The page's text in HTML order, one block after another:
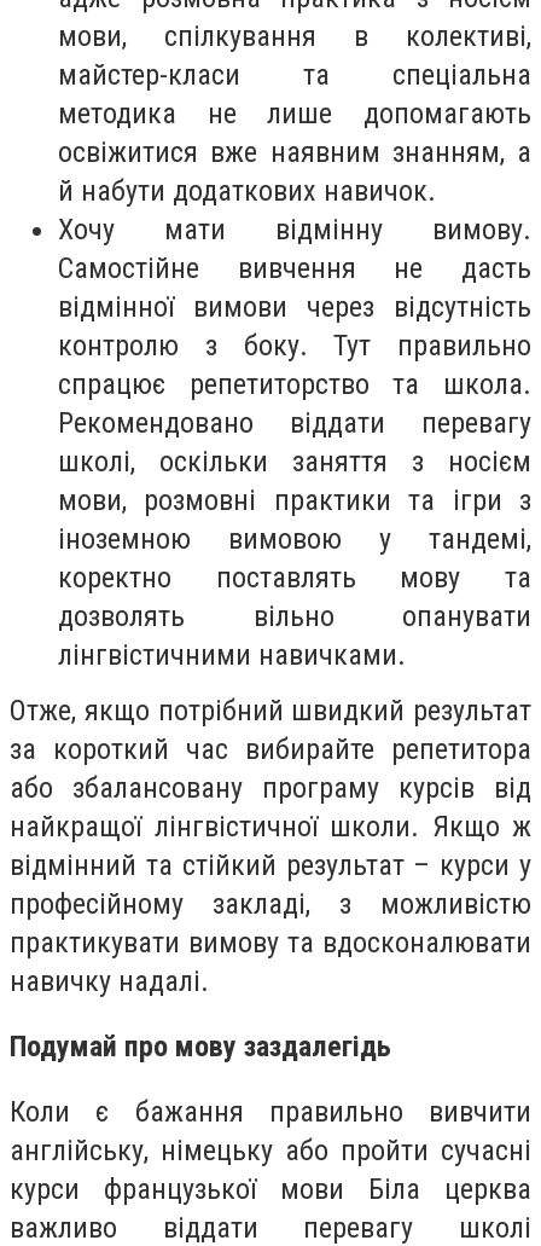
мови, спілкування в колективі,
майстер-класи та спеціальна
методика не лише допомагають
освіжитися вже наявним знанням, а
й набути додаткових навичок.
Хочу мати відмінну вимову.
Самостійне вивчення не дасть
відмінної вимови через відсутність
контролю з боку. Тут правильно
спрацює репетиторство та школа.
Рекомендовано віддати перевагу
школі, оскільки заняття з носієм
мови, розмовні практики та ігри з
іноземною вимовою у тандемі,
коректно поставлять мову та
дозволять вільно опанувати
лінгвістичними навичками.
Отже, якщо потрібний швидкий результат
за короткий час вибирайте репетитора
або збалансовану програму курсів від
найкращої лінгвістичної школи. Якщо ж
відмінний та стійкий результат – курси у
професійному закладі, з можливістю
практикувати вимову та вдосконалювати
навичку надалі.
Подумай про мову заздалегідь
Коли є бажання правильно вивчити
англійську, німецьку або пройти сучасні
курси французької мови Біла церква
важливо віддати перевагу школі